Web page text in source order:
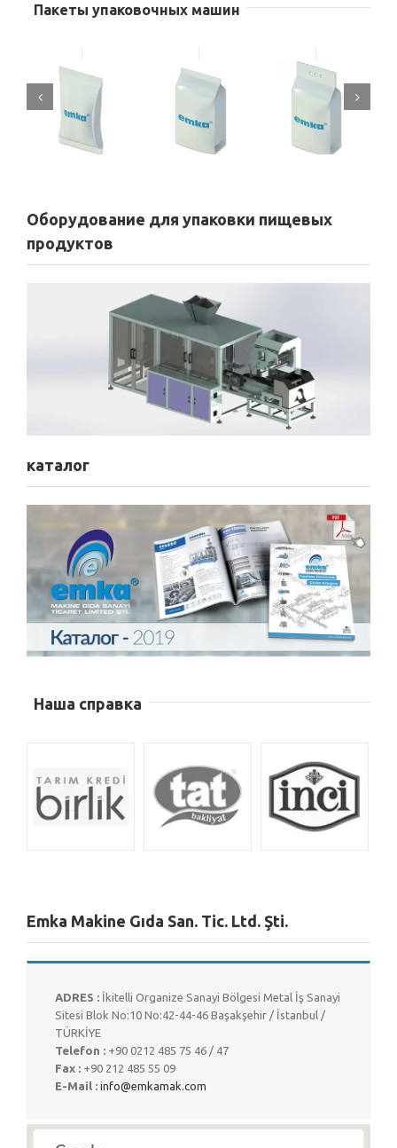
Пакеты упаковочных машин
Оборудование для упаковки пищевых
продуктов
каталог
Наша справка
Emka Makine Gıda San. Tic. Ltd. Şti.
ADRES : İkitelli Organize Sanayi Bölgesi Metal İş Sanayi
Sitesi Blok No:10 No:42-44-46 Başakşehir / İstanbul /
TÜRKİYE
Telefon : +90 0212 485 75 46 / 47
Fax : +90 212 485 55 09
E-Mail : info@emkamak.com